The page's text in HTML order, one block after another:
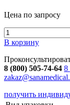
Цена по запросу
В корзину
8 (800) 505-74-64 8
получить